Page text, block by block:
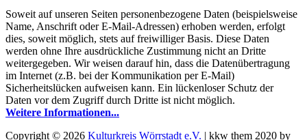
Soweit auf unseren Seiten personenbezogene Daten (beispielsweise
Name, Anschrift oder E-Mail-Adressen) erhoben werden, erfolgt
dies, soweit möglich, stets auf freiwilliger Basis. Diese Daten
werden ohne Ihre ausdrückliche Zustimmung nicht an Dritte
weitergegeben. Wir weisen darauf hin, dass die Datenübertragung
im Internet (z.B. bei der Kommunikation per E-Mail)
Sicherheitslücken aufweisen kann. Ein lückenloser Schutz der
Daten vor dem Zugriff durch Dritte ist nicht möglich.
Weitere Informationen...
Copyright © 2026 Kulturkreis Wörrstadt e.V. kkw them 2020 by